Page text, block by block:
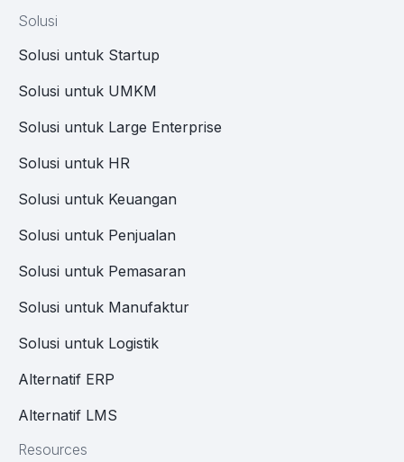
Solusi
Solusi untuk Startup
Solusi untuk UMKM
Solusi untuk Large Enterprise
Solusi untuk HR
Solusi untuk Keuangan
Solusi untuk Penjualan
Solusi untuk Pemasaran
Solusi untuk Manufaktur
Solusi untuk Logistik
Alternatif ERP
Alternatif LMS
Resources